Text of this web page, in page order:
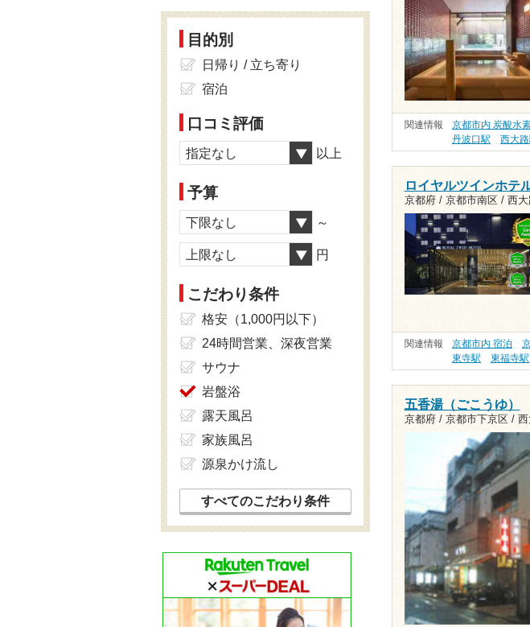
関連情報 京都市内 炭酸水
丹波口駅
西大
ロイヤルツインホテ
京都府 / 京都市南区 / 西
関連情報 京都市内 宿泊
東寺駅
東福寺駅
五香湯（ごこうゆ）
京都府 / 京都市下京区 /
目的別
日帰り / 立ち寄り
宿泊
口コミ評価
指定なし 以上
予算
下限なし ～
上限なし 円
こだわり条件
格安（1,000円以下）
24時間営業、深夜営業
サウナ
岩盤浴
露天風呂
家族風呂
源泉かけ流し
すべてのこだわり条件